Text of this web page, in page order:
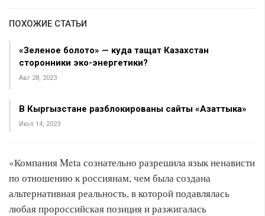
ПОХОЖИЕ СТАТЬИ
«Зеленое болото» — куда тащат Казахстан
сторонники эко-энергетики?
Авг 28, 2023
В Кыргызстане разблокированы сайты «Азаттыка»
Июл 14, 2023
«Компания Meta сознательно разрешила язык ненависти
по отношению к россиянам, чем была создана
альтернативная реальность, в которой подавлялась
любая пророссийская позиция и разжигалась